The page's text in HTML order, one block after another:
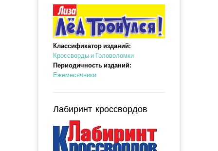
Классификатор изданий:
Кроссворды и Головоломки
Периодичность изданий:
Ежемесячники
Лабиринт кроссвордов